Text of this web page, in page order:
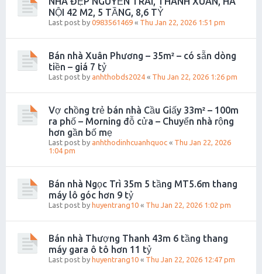
NỘI 42 M2, 5 TẦNG, 8,6 TỶ
Last post by 0983561469 « Thu Jan 22, 2026 1:51 pm
Bán nhà Xuân Phương – 35m² – có sẵn dòng
tiền – giá 7 tỷ
Last post by anhthobds2024 « Thu Jan 22, 2026 1:26 pm
Vợ chồng trẻ bán nhà Cầu Giấy 33m² – 100m
ra phố – Morning đỗ cửa – Chuyển nhà rộng
hơn gần bố mẹ
Last post by anhthodinhcuanhquoc « Thu Jan 22, 2026
1:04 pm
Bán nhà Ngọc Trì 35m 5 tầng MT5.6m thang
máy lô góc hơn 9 tỷ
Last post by huyentrang10 « Thu Jan 22, 2026 1:02 pm
Bán nhà Thượng Thanh 43m 6 tầng thang
máy gara ô tô hơn 11 tỷ
Last post by huyentrang10 « Thu Jan 22, 2026 12:47 pm